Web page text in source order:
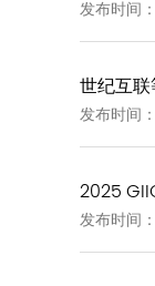
发布时
世纪互联
发布时
2025
发布时